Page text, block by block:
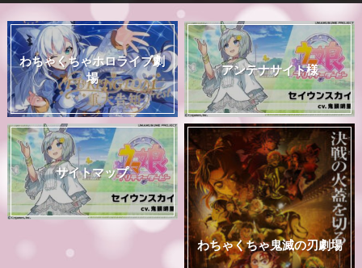
わちゃくちゃホロライブ劇
場
アンテナサイト様
サイトマップ
わちゃくちゃ鬼滅の刃劇場